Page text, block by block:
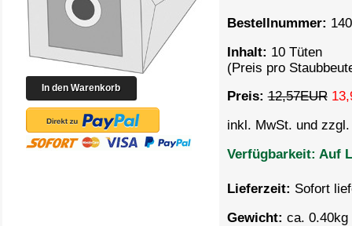
Bestellnummer:
Inhalt: 10 Tüten
(Preis pro
Preis: 12,57EUR
inkl. MwSt. und
Verfügbarkeit: Auf
Lieferzeit: Sofort
Gewicht: ca. 0.40kg